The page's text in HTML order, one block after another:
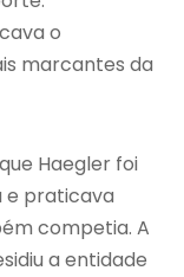
o
marcantes da
Haegler foi
e praticava
competia. A
a entidade